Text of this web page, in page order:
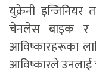
युक्रेनी इन्जिनियर
चेनलेस बाइक र
आविष्कारहरूका
आविष्कारले उनलाई